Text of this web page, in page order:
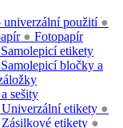
univerzální použití ●
● Fotopapír
Samolepicí etikety
Univerzální etikety ●
Zásilkové etikety ●
Samolepicí bločky a
sešity